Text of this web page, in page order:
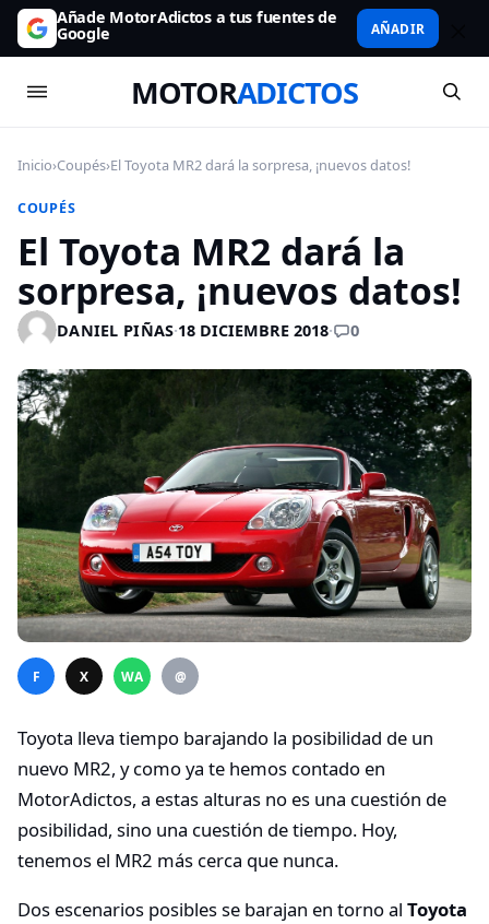
Añade MotorAdictos a tus fuentes de
Google AÑADIR
MOTORADICTOS
Inicio›Coupés›El Toyota MR2 dará la sorpresa, ¡nuevos datos!
COUPÉS
El Toyota MR2 dará la
sorpresa, ¡nuevos datos!
DANIEL PIÑAS·18 DICIEMBRE 2018· 0
F X WA @
Toyota lleva tiempo barajando la posibilidad de un
nuevo MR2, y como ya te hemos contado en
MotorAdictos, a estas alturas no es una cuestión de
posibilidad, sino una cuestión de tiempo. Hoy,
tenemos el MR2 más cerca que nunca.
Dos escenarios posibles se barajan en torno al Toyota